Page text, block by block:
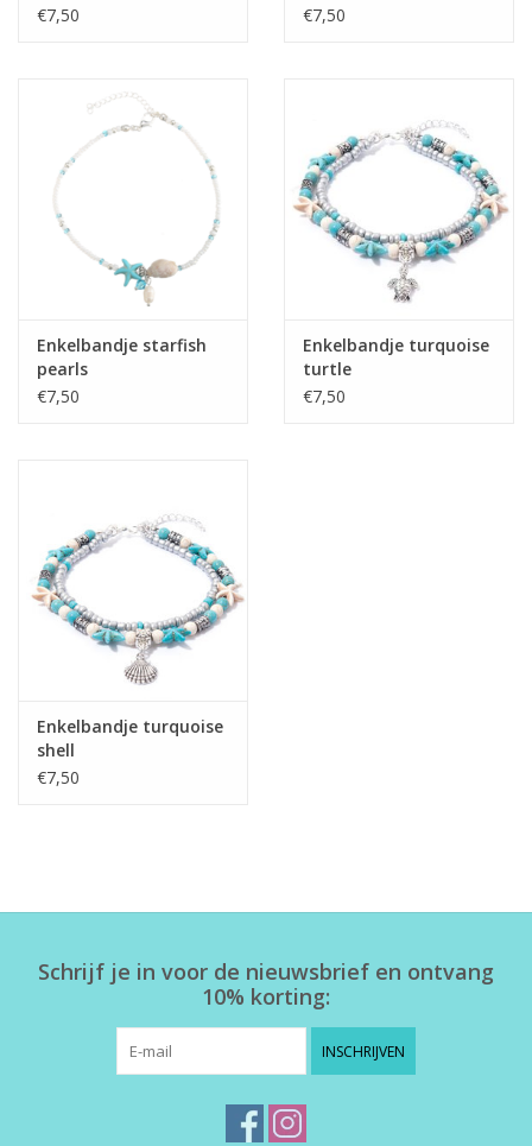
€7,50
€7,50
Enkelbandje starfish
pearls
€7,50
Enkelbandje turquoise
turtle
€7,50
Enkelbandje turquoise
shell
€7,50
Schrijf je in voor de nieuwsbrief en ontvang
10% korting:
INSCHRIJVEN